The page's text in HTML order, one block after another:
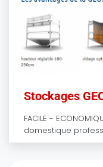
Stockages
FACILE -
domestique